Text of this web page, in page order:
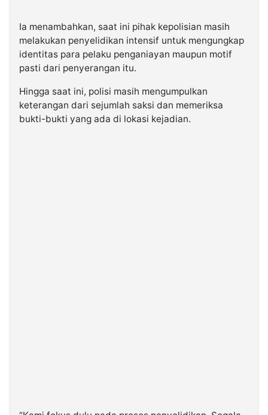
Ia menambahkan, saat ini pihak kepolisian masih
melakukan penyelidikan intensif untuk mengungkap
identitas para pelaku penganiayan maupun motif
pasti dari penyerangan itu.
Hingga saat ini, polisi masih mengumpulkan
keterangan dari sejumlah saksi dan memeriksa
bukti-bukti yang ada di lokasi kejadian.